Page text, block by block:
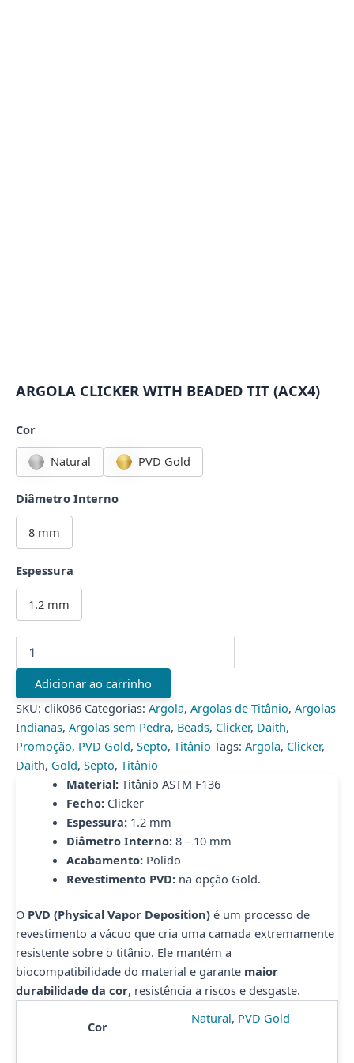
ARGOLA CLICKER WITH BEADED TIT (ACX4)
Cor
Natural PVD Gold
Diâmetro Interno
8 mm
Espessura
1.2 mm
CLICKER
WITH
BEADED
TIT
(ACX4)
quantidade
Adicionar ao carrinho
SKU: clik086 Categorias: Argola, Argolas de Titânio, Argolas
Indianas, Argolas sem Pedra, Beads, Clicker, Daith,
Promoção, PVD Gold, Septo, Titânio Tags: Argola, Clicker,
Daith, Gold, Septo, Titânio
Material:Titânio ASTM F136
Fecho:Clicker
Espessura:1.2 mm
Diâmetro Interno:8 – 10 mm
Acabamento:Polido
Revestimento PVD:na opção Gold.
O PVD (Physical Vapor Deposition) é um processo de
revestimento a vácuo que cria uma camada extremamente
resistente sobre o titânio. Ele mantém a
biocompatibilidade do material e garante maior
durabilidade da cor, resistência a riscos e desgaste.
Cor
Natural, PVD Gold